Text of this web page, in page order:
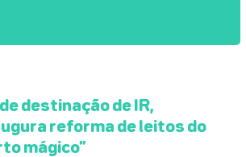
destinação de IR,
reforma de leitos do
mágico”